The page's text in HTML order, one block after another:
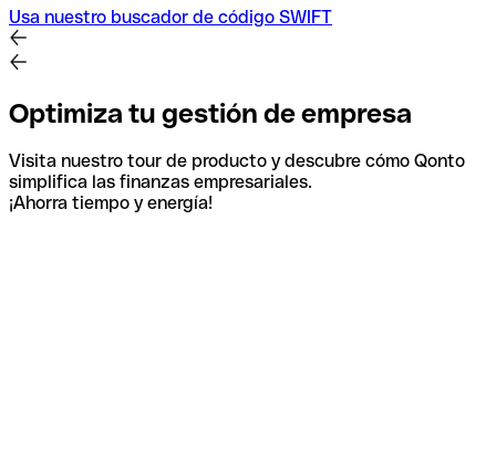
Usa nuestro buscador de código SWIFT
Optimiza tu gestión de empresa
Visita nuestro tour de producto y descubre cómo Qonto
simplifica las finanzas empresariales.
¡Ahorra tiempo y energía!